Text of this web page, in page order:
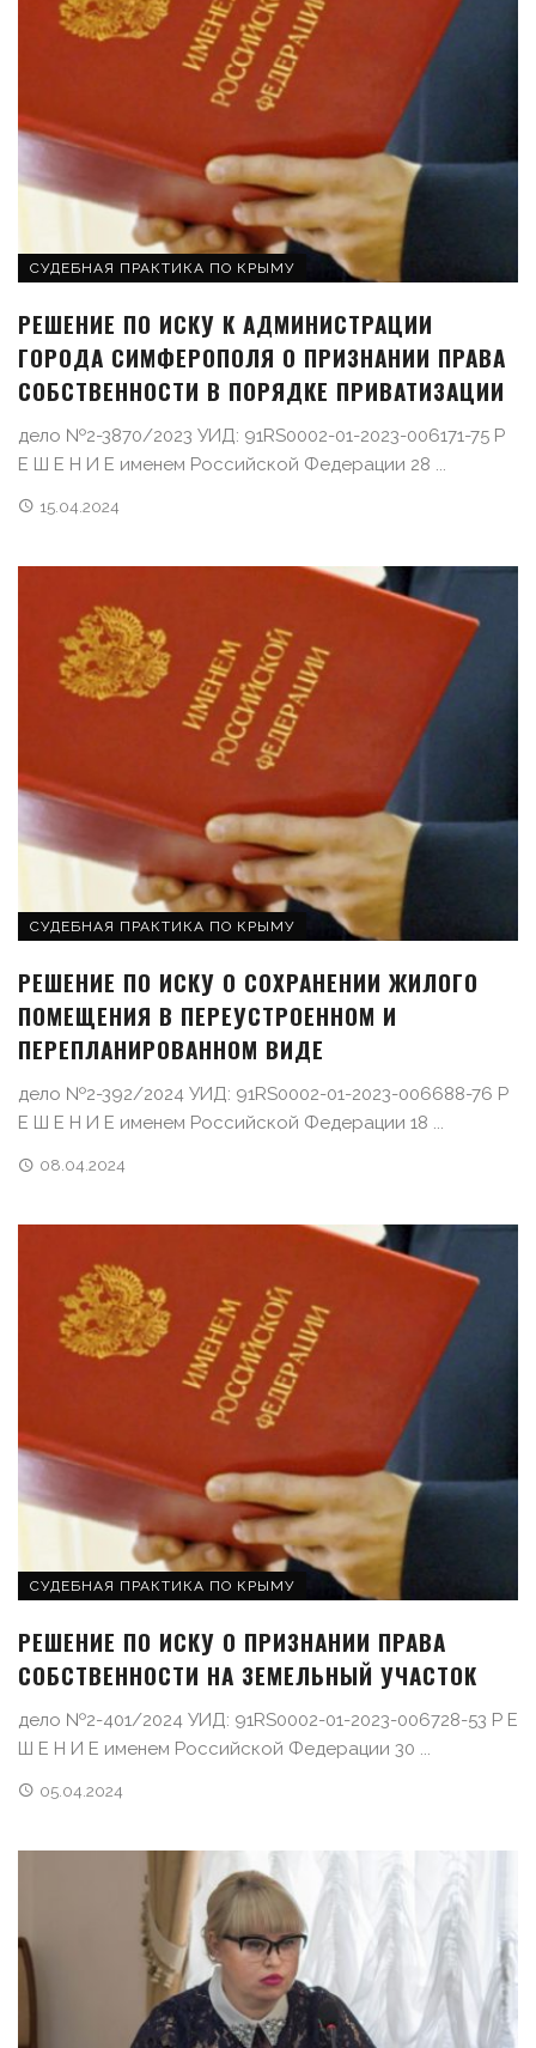
СУДЕБНАЯ ПРАКТИКА ПО КРЫМУ
РЕШЕНИЕ ПО ИСКУ К АДМИНИСТРАЦИИ
ГОРОДА СИМФЕРОПОЛЯ О ПРИЗНАНИИ ПРАВА
СОБСТВЕННОСТИ В ПОРЯДКЕ ПРИВАТИЗАЦИИ
дело №2-3870/2023 УИД: 91RS0002-01-2023-006171-75 Р
Е Ш Е Н И Е именем Российской Федерации 28 ...
15.04.2024
СУДЕБНАЯ ПРАКТИКА ПО КРЫМУ
РЕШЕНИЕ ПО ИСКУ О СОХРАНЕНИИ ЖИЛОГО
ПОМЕЩЕНИЯ В ПЕРЕУСТРОЕННОМ И
ПЕРЕПЛАНИРОВАННОМ ВИДЕ
дело №2-392/2024 УИД: 91RS0002-01-2023-006688-76 Р
Е Ш Е Н И Е именем Российской Федерации 18 ...
08.04.2024
СУДЕБНАЯ ПРАКТИКА ПО КРЫМУ
РЕШЕНИЕ ПО ИСКУ О ПРИЗНАНИИ ПРАВА
СОБСТВЕННОСТИ НА ЗЕМЕЛЬНЫЙ УЧАСТОК
дело №2-401/2024 УИД: 91RS0002-01-2023-006728-53 Р Е
Ш Е Н И Е именем Российской Федерации 30 ...
05.04.2024